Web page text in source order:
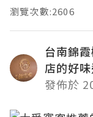
瀏覽次數:2606
台南錦
店的好
發佈於